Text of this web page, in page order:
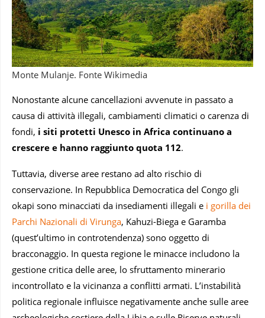
Monte Mulanje. Fonte Wikimedia
Nonostante alcune cancellazioni avvenute in passato a
causa di attività illegali, cambiamenti climatici o carenza di
fondi, i siti protetti Unesco in Africa continuano a
crescere e hanno raggiunto quota 112.
Tuttavia, diverse aree restano ad alto rischio di
conservazione. In Repubblica Democratica del Congo gli
okapi sono minacciati da insediamenti illegali e i gorilla dei
Parchi Nazionali di Virunga, Kahuzi-Biega e Garamba
(quest’ultimo in controtendenza) sono oggetto di
bracconaggio. In questa regione le minacce includono la
gestione critica delle aree, lo sfruttamento minerario
incontrollato e la vicinanza a conflitti armati. L’instabilità
politica regionale influisce negativamente anche sulle aree